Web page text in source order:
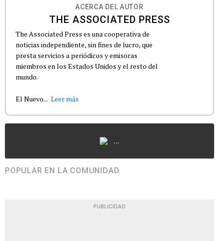
ACERCA DEL AUTOR
THE ASSOCIATED PRESS
The Associated Press es una cooperativa de
noticias independiente, sin fines de lucro, que
presta servicios a periódicos y emisoras
miembros en los Estados Unidos y el resto del
mundo.
El Nuevo... Leer más
...
POPULAR EN LA COMUNIDAD
PUBLICIDAD